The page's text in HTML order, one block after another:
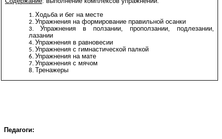
Ходьба и бег на месте
Упражнения на формирование правильной осанки
Упражнения в ползании, проползании, подлезании,
лазании
Упражнения в равновесии
Упражнения с гимнастической палкой
Упражнения на мате
Упражнения с мячом
Тренажеры
Педагоги: